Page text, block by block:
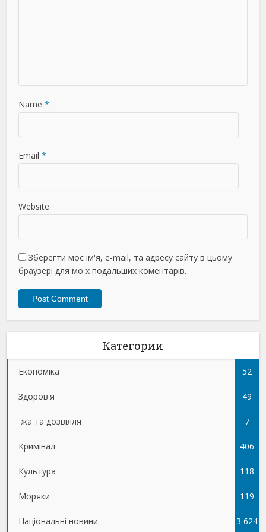
Name *
Email *
Website
Зберегти моє ім'я, e-mail, та адресу сайту в цьому
браузері для моїх подальших коментарів.
Категории
Економіка 52
Здоров'я 49
Їжа та дозвілля 7
Кримінал 406
Культура 118
Моряки 119
Національні новини 3 624